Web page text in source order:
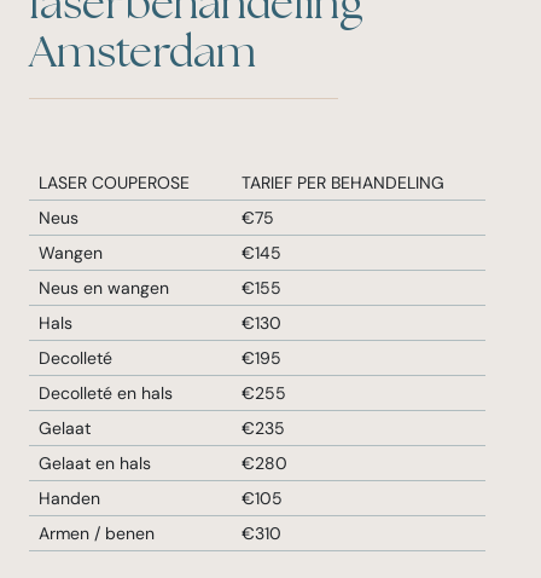
Amsterdam
LASER COUPEROSE
TARIEF PER BEHANDELING
Neus
€75
Wangen
€145
Neus en wangen
€155
Hals
€130
Decolleté
€195
Decolleté en hals
€255
Gelaat
€235
Gelaat en hals
€280
Handen
€105
Armen / benen
€310